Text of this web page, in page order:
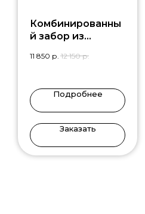
Комбинированны
й забор из
камня
11 850 р. 12 150 р.
Подробнее
Заказать